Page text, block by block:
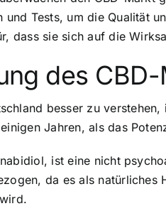
Tests, um die Qualität
dass sie sich auf die
des
besser zu
Jahren, als das
ist eine nicht
da es als